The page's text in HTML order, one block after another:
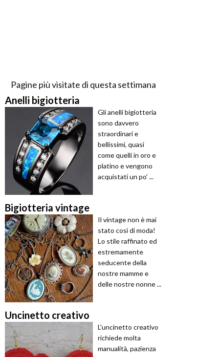
Pagine più visitate di questa settimana
Anelli bigiotteria
Gli anelli bigiotteria
sono davvero
straordinari e
bellissimi, quasi
come quelli in oro e
platino e vengono
acquistati un po' ...
Bigiotteria vintage
Il vintage non è mai
stato così di moda!
Lo stile raffinato ed
estremamente
seducente della
nostre mamme e
delle nostre nonne ...
Uncinetto creativo
L'uncinetto creativo
richiede molta
manualità, pazienza